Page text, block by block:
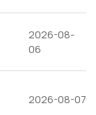
2026-08-
06
2026-08-07